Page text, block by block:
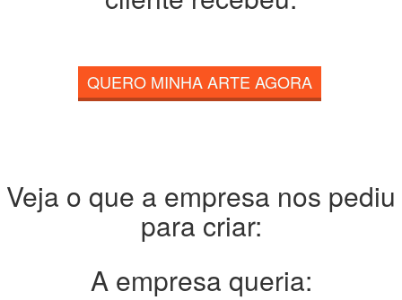
QUERO MINHA ARTE AGORA
Veja o que a empresa nos pediu
para criar:
A empresa queria: